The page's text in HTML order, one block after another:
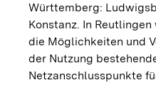
Württemberg:
Konstanz. In
die Möglichkeiten und
der Nutzung
Netzanschlusspunkte